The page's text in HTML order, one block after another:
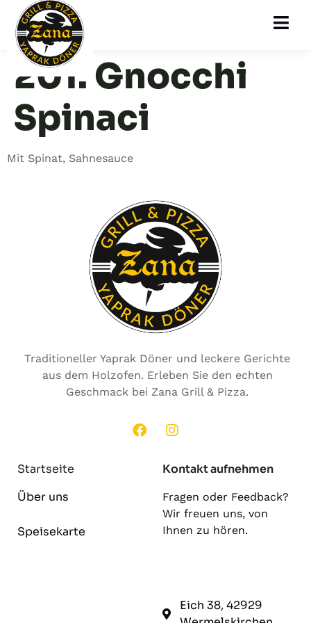
201. Gnocchi
Spinaci
Mit Spinat, Sahnesauce
Traditioneller Yaprak Döner und leckere Gerichte
aus dem Holzofen. Erleben Sie den echten
Geschmack bei Zana Grill & Pizza.
Startseite
Über uns
Speisekarte
Kontakt aufnehmen
Fragen oder Feedback?
Wir freuen uns, von
Ihnen zu hören.
Eich 38, 42929